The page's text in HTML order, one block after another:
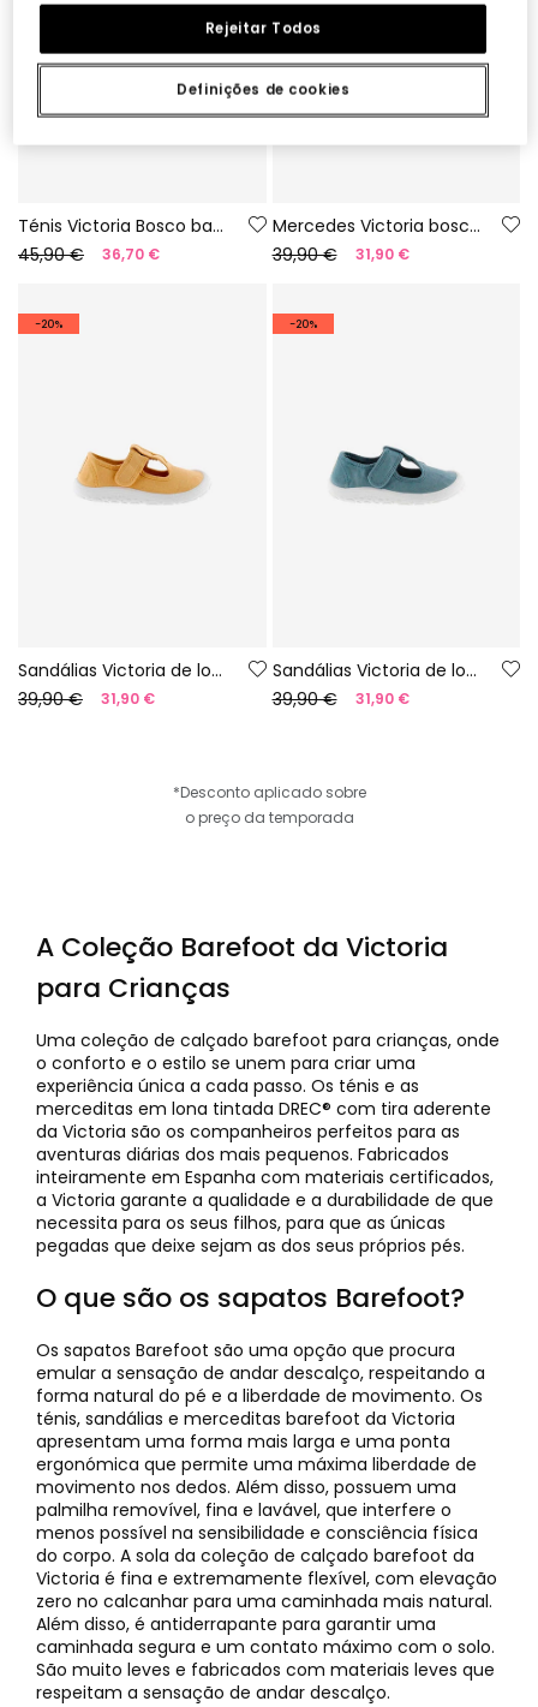
Ténis Victoria Bosco barefoot de lona cor noite
45,90 €
36,70 €
Mercedes Victoria bosco barefoot em lona cor gelo
39,90 €
31,90 €
-20%
Sandálias Victoria de lona amarelas
39,90 €
31,90 €
-20%
Sandálias Victoria de lona azuis
39,90 €
31,90 €
*Desconto aplicado sobre
o preço da temporada
A Coleção Barefoot da Victoria
para Crianças
Uma coleção de calçado barefoot para crianças, onde
o conforto e o estilo se unem para criar uma
experiência única a cada passo. Os ténis e as
merceditas em lona tintada DREC® com tira aderente
da Victoria são os companheiros perfeitos para as
aventuras diárias dos mais pequenos. Fabricados
inteiramente em Espanha com materiais certificados,
a Victoria garante a qualidade e a durabilidade de que
necessita para os seus filhos, para que as únicas
pegadas que deixe sejam as dos seus próprios pés.
O que são os sapatos Barefoot?
Os sapatos Barefoot são uma opção que procura
emular a sensação de andar descalço, respeitando a
forma natural do pé e a liberdade de movimento. Os
ténis, sandálias e merceditas barefoot da Victoria
apresentam uma forma mais larga e uma ponta
ergonómica que permite uma máxima liberdade de
movimento nos dedos. Além disso, possuem uma
palmilha removível, fina e lavável, que interfere o
menos possível na sensibilidade e consciência física
do corpo. A sola da coleção de calçado barefoot da
Victoria é fina e extremamente flexível, com elevação
zero no calcanhar para uma caminhada mais natural.
Além disso, é antiderrapante para garantir uma
caminhada segura e um contato máximo com o solo.
São muito leves e fabricados com materiais leves que
respeitam a sensação de andar descalço.
Definições de cookies
Rejeitar Todos